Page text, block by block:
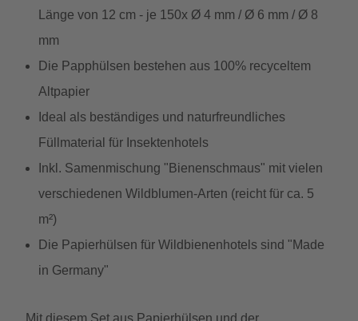
Länge von 12 cm - je 150x Ø 4 mm / Ø 6 mm / Ø 8
mm
Die Papphülsen bestehen aus 100% recyceltem
Altpapier
Ideal als beständiges und naturfreundliches
Füllmaterial für Insektenhotels
Inkl. Samenmischung "Bienenschmaus" mit vielen
verschiedenen Wildblumen-Arten (reicht für ca. 5
m²)
Die Papierhülsen für Wildbienenhotels sind "Made
in Germany"
Mit diesem Set aus Papierhülsen und der